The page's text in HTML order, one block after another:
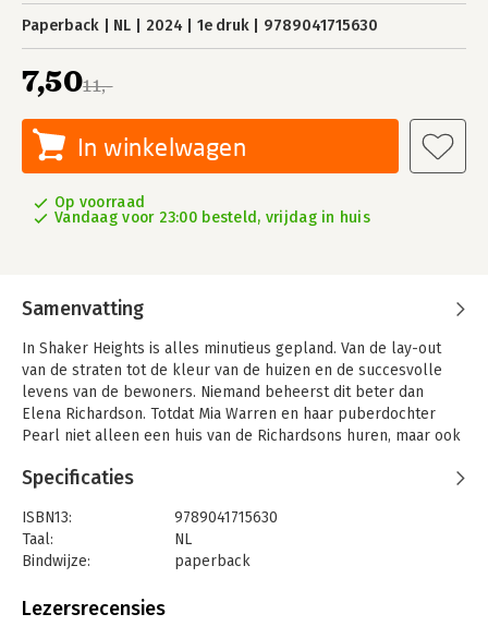
Paperback NL 2024 1e druk 9789041715630
11,-
7,50
In winkelwagen
Op voorraad
Vandaag voor 23:00 besteld, vrijdag in huis
Samenvatting
In Shaker Heights is alles minutieus gepland. Van de lay-out
van de straten tot de kleur van de huizen en de succesvolle
levens van de bewoners. Niemand beheerst dit beter dan
Elena Richardson. Totdat Mia Warren en haar puberdochter
Pearl niet alleen een huis van de Richardsons huren, maar ook
van de Richardsons in een lastige voogdijzaak belanden,
vertrouwt Mia en haar motieven niet en is vastberaden om de
geheimen uit Mia's verleden op te rakelen. Maar haar obsessie
komt haar duur te staan.
Specificaties
ISBN13:
9789041715630
Taal:
NL
Bindwijze:
paperback
Uitgever:
Lezersrecensies